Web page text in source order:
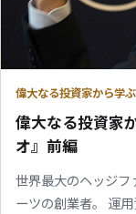
偉大なる投資家から学ぶ
偉大なる投資家
オ』前編
世界最大のヘッジ
ーツの創業者。 運